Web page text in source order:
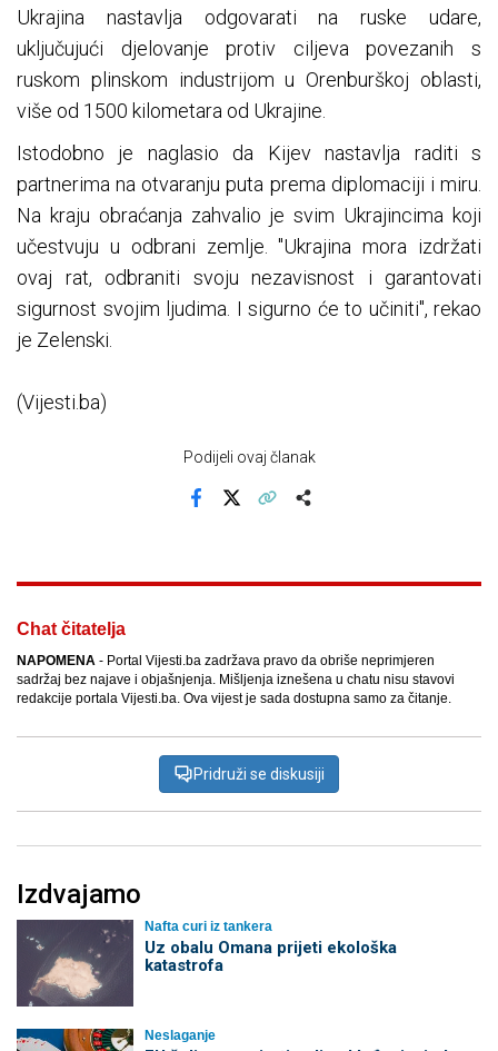
Ukrajina nastavlja odgovarati na ruske udare,
uključujući djelovanje protiv ciljeva povezanih s
ruskom plinskom industrijom u Orenburškoj oblasti,
više od 1500 kilometara od Ukrajine.
Istodobno je naglasio da Kijev nastavlja raditi s
partnerima na otvaranju puta prema diplomaciji i miru.
Na kraju obraćanja zahvalio je svim Ukrajincima koji
učestvuju u odbrani zemlje. "Ukrajina mora izdržati
ovaj rat, odbraniti svoju nezavisnost i garantovati
sigurnost svojim ljudima. I sigurno će to učiniti", rekao
je Zelenski.
(Vijesti.ba)
Podijeli ovaj članak
Chat čitatelja
NAPOMENA - Portal Vijesti.ba zadržava pravo da obriše neprimjeren
sadržaj bez najave i objašnjenja. Mišljenja iznešena u chatu nisu stavovi
redakcije portala Vijesti.ba. Ova vijest je sada dostupna samo za čitanje.
Pridruži se diskusiji
Izdvajamo
Nafta curi iz tankera
Uz obalu Omana prijeti ekološka
katastrofa
Neslaganje